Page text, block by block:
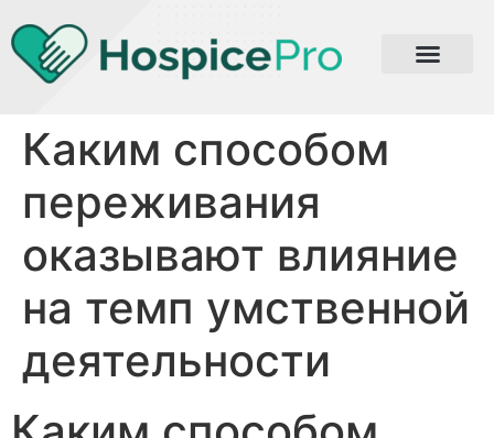
Каким способом
переживания
оказывают влияние
на темп умственной
деятельности